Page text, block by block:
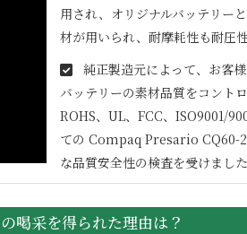
用され、オリジナルバッテリー
材が用いられ、耐摩耗性も耐圧
純正製造元によって、お客
バッテリーの素材品質をコント
ROHS、UL、FCC、ISO9001/
ての Compaq Presario CQ60-
な品質安全性の検査を受けまし
喝采を得られた理由は？